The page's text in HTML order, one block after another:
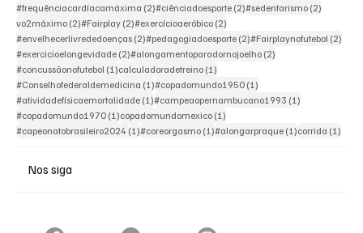
#frequênciacardíacamáxima (2)2 posts
#ciênciadoesporte (2)2 posts
#sedentarismo (2)
vo2máximo (2)2 posts
#Fairplay (2)2 posts
#exercícioaeróbico (2)
#envelhecerlivrededoenças (2)2 posts
#pedagogiadoesporte (2)2 posts
#Fairplaynofutebol (2)
#exercicioelongevidade (2)2 posts
#alongamentoparadornojoelho (2)
#concussãonofutebol (1)1 post
calculadoradetreino (1)
#Conselhofederaldemedicina (1)1 post
#copadomundo1950 (1)
#atividadefísicaemortalidade (1)1 post
#campeaopernambucano1993 (1)
#copadomundo1970 (1)1 post
copadomundomexico (1)
#capeonatobrasileiro2024 (1)1 post
#coreorgasmo (1)1 post
#alongarpraque (1)1 post
corrida (1)
Nos siga